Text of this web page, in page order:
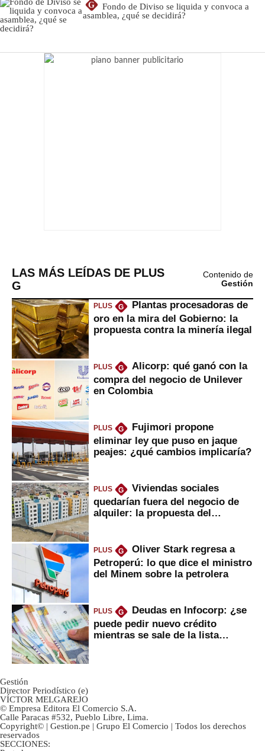
G
Fondo de Diviso se liquida y convoca a
asamblea, ¿qué se decidirá?
LAS MÁS LEÍDAS DE PLUS
G
Contenido de
Gestión
PLUS G
Plantas procesadoras de
oro en la mira del Gobierno: la
propuesta contra la minería ilegal
PLUS G
Alicorp: qué ganó con la
compra del negocio de Unilever
en Colombia
PLUS G
Fujimori propone
eliminar ley que puso en jaque
peajes: ¿qué cambios implicaría?
PLUS G
Viviendas sociales
quedarían fuera del negocio de
alquiler: la propuesta del
PLUS G
Oliver Stark regresa a
Petroperú: lo que dice el ministro
del Minem sobre la petrolera
PLUS G
Deudas en Infocorp: ¿se
puede pedir nuevo crédito
mientras se sale de la lista
Gestión
Director Periodístico (e)
VÍCTOR MELGAREJO
© Empresa Editora El Comercio S.A.
Calle Paracas #532, Pueblo Libre, Lima.
Copyright© | Gestion.pe | Grupo El Comercio | Todos los derechos
reservados
SECCIONES: